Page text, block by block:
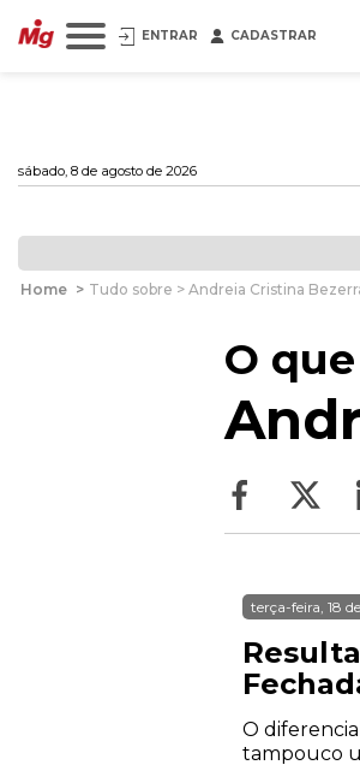
ENTRAR CADASTRAR
sábado, 8 de agosto de 2026
Home > Tudo sobre > Andreia Cristina
O
terça-feira, 18
O
tampouco